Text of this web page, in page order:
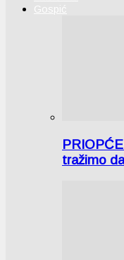
Gospić
tražimo